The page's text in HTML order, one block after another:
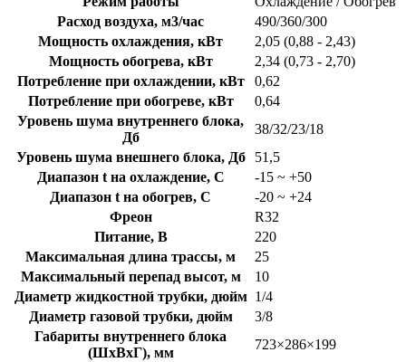
Расход воздуха, м3/час
490/360/300
Мощность охлаждения, кВт
2,05 (0,88 - 2,43)
Мощность обогрева, кВт
2,34 (0,73 - 2,70)
Потребление при охлаждении, кВт
0,62
Потребление при обогреве, кВт
0,64
Уровень шума внутреннего блока,
Дб
38/32/23/18
Уровень шума внешнего блока, Дб
51,5
Диапазон t на охлаждение, C
-15 ~ +50
Диапазон t на обогрев, C
-20 ~ +24
Фреон
R32
Питание, В
220
Максимальная длина трассы, м
25
Максимальный перепад высот, м
10
Диаметр жидкостной трубки, дюйм 1/4
Диаметр газовой трубки, дюйм
3/8
Габариты внутреннего блока
(ШхВхГ), мм
723×286×199